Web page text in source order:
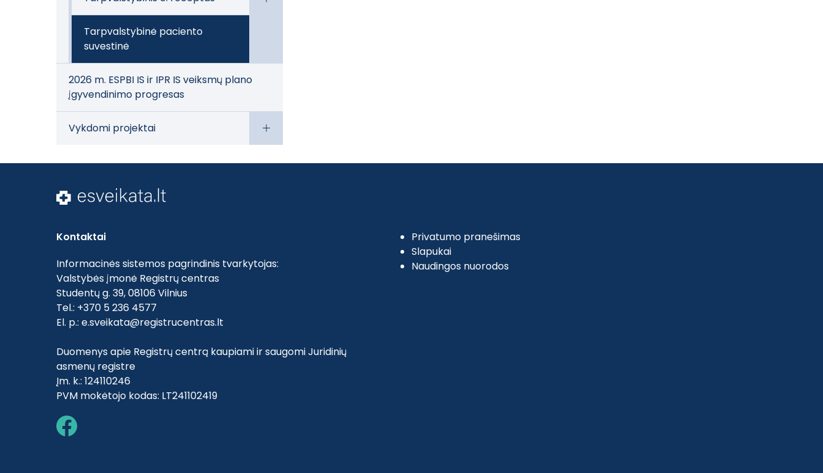
Tarpvalstybinė paciento
suvestinė
2026 m. ESPBI IS ir IPR IS veiksmų plano
įgyvendinimo progresas
Vykdomi projektai
Kontaktai
Informacinės sistemos pagrindinis tvarkytojas:
Valstybės įmonė Registrų centras
Studentų g. 39, 08106 Vilnius
Tel.: +370 5 236 4577
El. p.: e.sveikata@registrucentras.lt
Duomenys apie Registrų centrą kaupiami ir saugomi Juridinių
asmenų registre
Įm. k.: 124110246
PVM mokėtojo kodas: LT241102419
Privatumo pranešimas
Slapukai
Naudingos nuorodos